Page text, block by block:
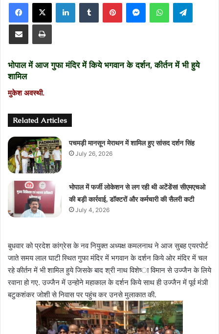
email
Facebook
X LinkedInTumblr PinterestMessengerWhatsApp
Share via Email Print
भोपाल में आज गुफा मंदिर में किये भगवान के दर्शन, कीर्तन में भी हुये
शामिल
मुकेश अवस्‍थी.
Related Articles
पचमड़ी मानसून मेराथन में शामिल हुए सांसद दर्शन सिंह
July 26, 2026
भोपाल में फर्जी लोकेशन से लग रही थी अटेंडेंस! सीएमएचओ
की बड़ी कार्रवाई, डॉक्टरों और कर्मचारी की सैलरी कटी
July 4, 2026
बुधवार को प्रदेश कांग्रेस के नव नियुक्‍त अध्‍यक्ष कमलनाथ ने आज सुबह एयरपोर्ट
जाते समय लाल घाटी स्थित गुफा मंदिर में भगवान के दर्शन किये ओर मंदिर में चल
रहे कीर्तन में भी शामिल हुये जिसके बाद श्री नाथ विशेष्‍ा विमान से उज्‍जैन के लिये
रवाना हो गए. उज्‍जैन में उन्‍होने महाकाल के दर्शन किये साथ ही उज्‍जैन में पूर्व मंञी
बटुकशंकर जोशी से निवास पर पहुंच कर उनसे मुलाकात की.